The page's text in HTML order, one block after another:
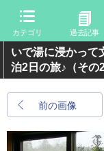
カテゴリ 過去記事
いで湯に浸かって
泊2日の旅♪（その2
前の画像